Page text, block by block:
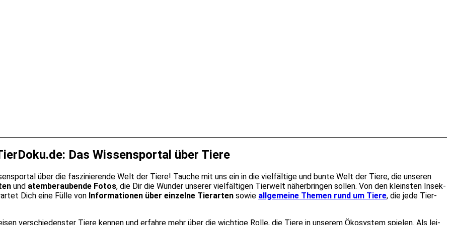
Das Wis­sens­por­tal über Tie­re
über die fas­zi­nie­ren­de Welt der Tie­re! Tau­che mit uns ein in die viel­fäl­ti­ge und bun­te Welt der Tie­re, die unse­ren
und atem­be­rau­ben­de Fotos, die Dir die Wun­der unse­rer viel­fäl­ti­gen Tier­welt näher­brin­gen sol­len. Von den kleins­ten Insek­
Dich eine Fül­le von Infor­ma­tio­nen über ein­zel­ne Tier­ar­ten sowie all­ge­mei­ne The­men rund um Tie­re, die jede Tier­
ver­schie­dens­ter Tie­re ken­nen und erfah­re mehr über die wich­ti­ge Rol­le, die Tie­re in unse­rem Öko­sys­tem spie­len. Als lei­